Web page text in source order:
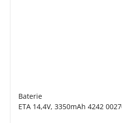
Baterie
ETA 14,4V, 3350mAh 4242